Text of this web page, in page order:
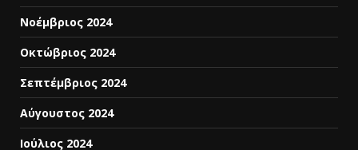
Νοέμβριος 2024
Οκτώβριος 2024
Σεπτέμβριος 2024
Αύγουστος 2024
Ιούλιος 2024